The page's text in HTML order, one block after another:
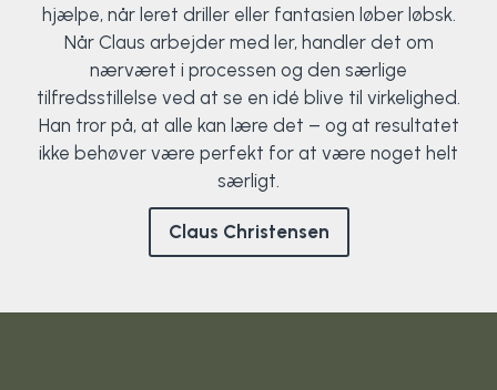
hjælpe, når leret driller eller fantasien løber løbsk.
Når Claus arbejder med ler, handler det om
nærværet i processen og den særlige
tilfredsstillelse ved at se en idé blive til virkelighed.
Han tror på, at alle kan lære det – og at resultatet
ikke behøver være perfekt for at være noget helt
særligt.
Claus Christensen